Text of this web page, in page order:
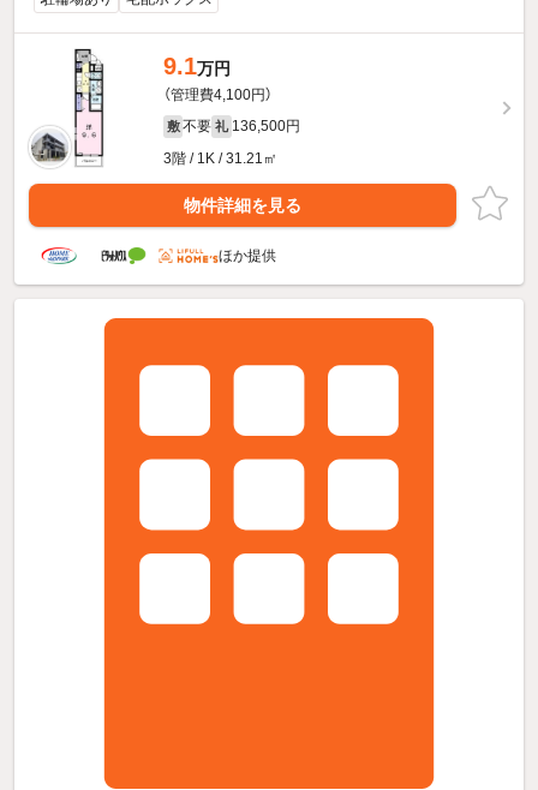
9.1万円
（管理費4,100円）
敷 不要 礼 136,500円
3階 / 1K / 31.21㎡
物件詳細を見る
ほか提供